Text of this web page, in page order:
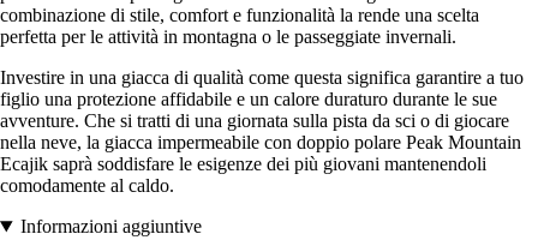
combinazione di stile, comfort e funzionalità la rende una scelta
perfetta per le attività in montagna o le passeggiate invernali.
Investire in una giacca di qualità come questa significa garantire a tuo
figlio una protezione affidabile e un calore duraturo durante le sue
avventure. Che si tratti di una giornata sulla pista da sci o di giocare
nella neve, la giacca impermeabile con doppio polare Peak Mountain
Ecajik saprà soddisfare le esigenze dei più giovani mantenendoli
comodamente al caldo.
Informazioni aggiuntive